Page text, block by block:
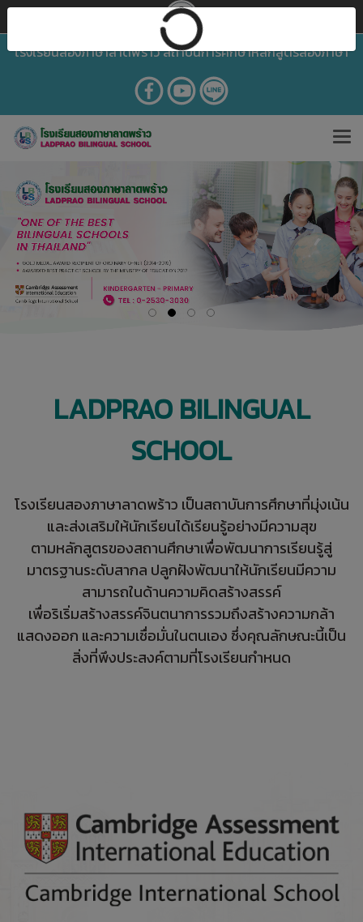
โรงเรียนสองภาษาลาดพร้าว สถาบันการศึกษาหลักสูตรสองภาษา
LADPRAO BILINGUAL
SCHOOL
โรงเรียนสองภาษาลาดพร้าว เป็นสถาบันการศึกษาที่มุ่งเน้น
และส่งเสริมให้นักเรียนได้เรียนรู้อย่างมีความสุข
ตามหลักสูตรของสถานศึกษาเพื่อพัฒนาการเรียนรู้สู่
มาตรฐานระดับสากล ปลูกฝังพัฒนาให้นักเรียนมีความ
สามารถในด้านความคิดสร้างสรรค์
เพื่อริเริ่มสร้างสรรค์จินตนาการรวมถึงสร้างความกล้า
แสดงออก และความเชื่อมั่นในตนเอง ซึ่งคุณลักษณะนี้เป็น
สิ่งที่พึงประสงค์ตามที่โรงเรียนกำหนด